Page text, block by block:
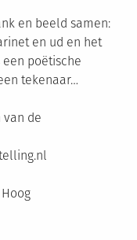
en beeld samen:
en ud en het
poëtische
tekenaar…
de